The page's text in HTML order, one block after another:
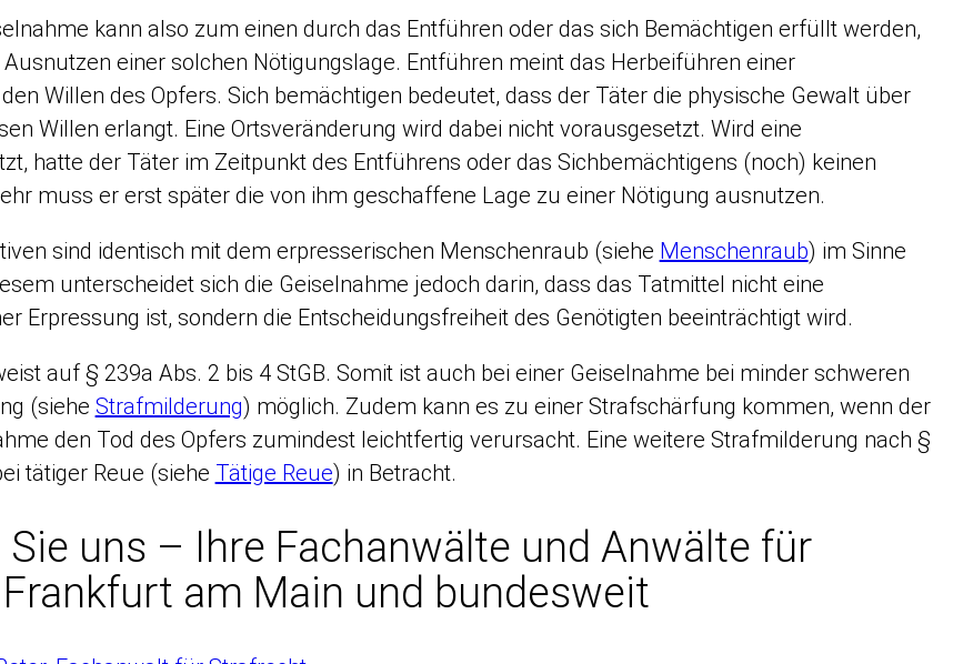
kann also zum einen durch das Entführen oder das sich Bemächtigen erfüllt werden,
einer solchen Nötigungslage. Entführen meint das Herbeiführen einer
Willen des Opfers. Sich bemächtigen bedeutet, dass der Täter die physische Gewalt über
Willen erlangt. Eine Ortsveränderung wird dabei nicht vorausgesetzt. Wird eine
hatte der Täter im Zeitpunkt des Entführens oder das Sichbemächtigens (noch) keinen
muss er erst später die von ihm geschaffene Lage zu einer Nötigung ausnutzen.
sind identisch mit dem erpresserischen Menschenraub (siehe Menschenraub) im Sinne
unterscheidet sich die Geiselnahme jedoch darin, dass das Tatmittel nicht eine
Erpressung ist, sondern die Entscheidungsfreiheit des Genötigten beeinträchtigt wird.
auf § 239a Abs. 2 bis 4 StGB. Somit ist auch bei einer Geiselnahme bei minder schweren
(siehe Strafmilderung) möglich. Zudem kann es zu einer Strafschärfung kommen, wenn der
den Tod des Opfers zumindest leichtfertig verursacht. Eine weitere Strafmilderung nach §
tätiger Reue (siehe Tätige Reue) in Betracht.
uns – Ihre Fachanwälte und Anwälte für
am Main und bundesweit